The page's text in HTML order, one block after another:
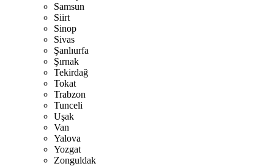
Samsun
Siirt
Sinop
Sivas
Şanlıurfa
Şırnak
Tekirdağ
Tokat
Trabzon
Tunceli
Uşak
Van
Yalova
Yozgat
Zonguldak